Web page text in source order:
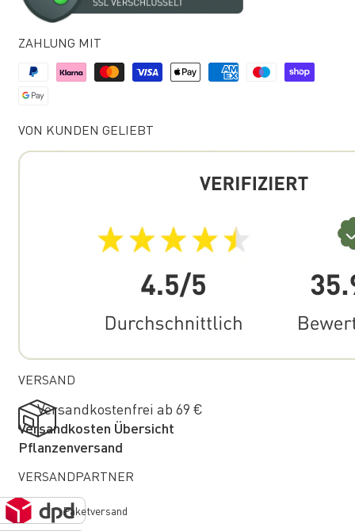
VERSAND
Versandkostenfrei ab 69 €
Versandkosten Übersicht
Pflanzenversand
VERSANDPARTNER
Paketversand
ZAHLUNG MIT
VON KUNDEN GELIEBT